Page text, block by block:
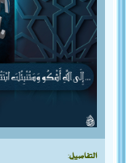
التفاصيل: